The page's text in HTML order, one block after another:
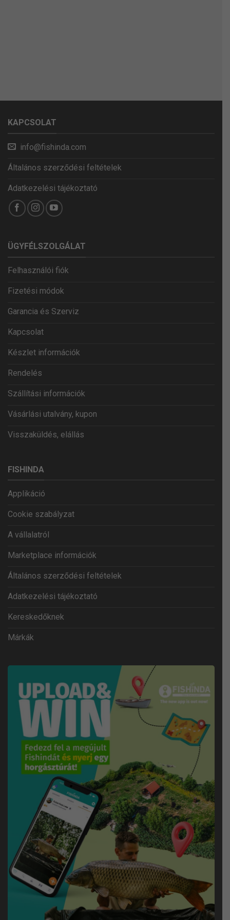
KAPCSOLAT
info@fishinda.com
Általános szerződési feltételek
Adatkezelési tájékoztató
ÜGYFÉLSZOLGÁLAT
Felhasználói fiók
Fizetési módok
Garancia és Szerviz
Kapcsolat
Készlet információk
Rendelés
Szállítási információk
Vásárlási utalvány, kupon
Visszaküldés, elállás
FISHINDA
Applikáció
Cookie szabályzat
A vállalatról
Marketplace információk
Általános szerződési feltételek
Adatkezelési tájékoztató
Kereskedőknek
Márkák